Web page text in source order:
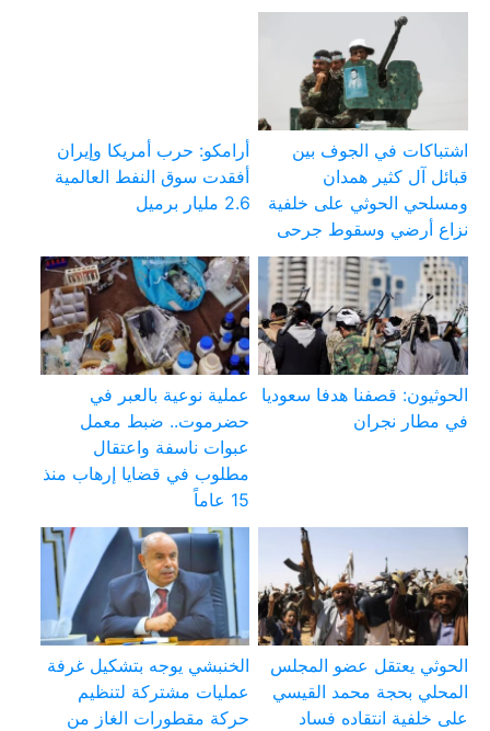
اشتباكات في الجوف بين
قبائل آل كثير همدان
ومسلحي الحوثي على خلفية
نزاع أرضي وسقوط جرحى
أرامكو: حرب أمريكا وإيران
أفقدت سوق النفط العالمية
2.6 مليار برميل
الحوثيون: قصفنا هدفا سعوديا
في مطار نجران
عملية نوعية بالعبر في
حضرموت.. ضبط معمل
عبوات ناسفة واعتقال
مطلوب في قضايا إرهاب منذ
15 عاماً
الحوثي يعتقل عضو المجلس
المحلي بحجة محمد القيسي
على خلفية انتقاده فساد
الخنبشي يوجه بتشكيل غرفة
عمليات مشتركة لتنظيم
حركة مقطورات الغاز من